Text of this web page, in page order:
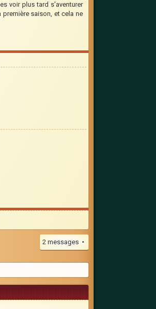
voir plus tard s'aventurer
saison, et cela ne
2 messages •